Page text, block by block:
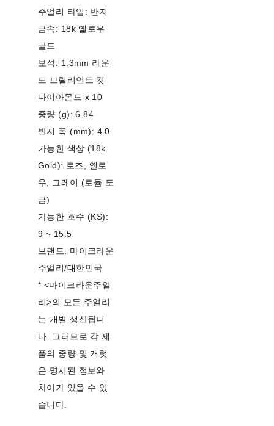
주얼리 타입: 반지
금속: 18k 옐로우
골드
보석: 1.3mm 라운
드 브릴리언트 컷
다이아몬드 x 10
중량 (g): 6.84
반지 폭 (mm): 4.0
가능한 색상 (18k
Gold): 로즈, 옐로
우, 그레이 (로듐 도
금)
가능한 호수 (KS):
9 ~ 15.5
브랜드: 마이크라운
주얼리/대한민국
* <마이크라운주얼
리>의 모든 주얼리
는 개별 생산됩니
다. 그러므로 각 제
품의 중량 및 캐럿
은 명시된 정보와
차이가 있을 수 있
습니다.